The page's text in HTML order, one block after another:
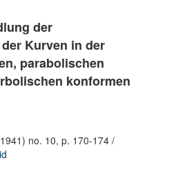
der
Kurven in der
parabolischen
konformen
no. 10, p. 170-174 /